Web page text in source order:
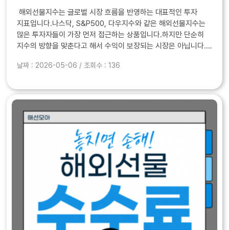
해외선물지수는 글로벌 시장 흐름을 반영하는 대표적인 투자
지표입니다.나스닥, S&P500, 다우지수와 같은 해외선물지수는
많은 투자자들이 가장 먼저 접근하는 상품입니다.하지만 단순히
지수의 방향을 맞춘다고 해서 수익이 보장되는 시장은 아닙니다.
경우가 훨씬 더 많습니다.해외선물지수는 ..
날짜 : 2026-05-06 / 조회수 : 136